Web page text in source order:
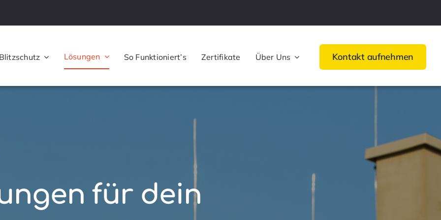
Blitzschutz
Photovoltaik (PV-Anlagen)
Energiesystem
Wallbox
Solarparks
Prüfung
Wartung
Lösungen So Funktioniert’s Zertifikate Über Uns Kontakt aufnehmen
für dein